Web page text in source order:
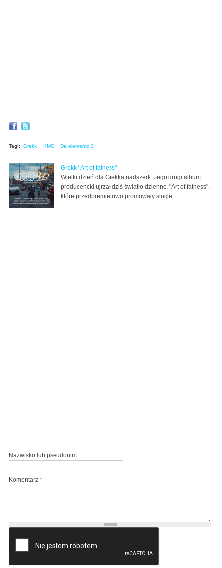
Tagi: Grekk KMC Da elementz 2
Grekk "Art of fatness"
Wielki dzień dla Grekka nadszedł. Jego drugi album
producencki ujrzał dziś światło dzienne. "Art of fatness",
które przedpremierowo promowały single...
Nazwisko lub pseudonim
Komentarz *